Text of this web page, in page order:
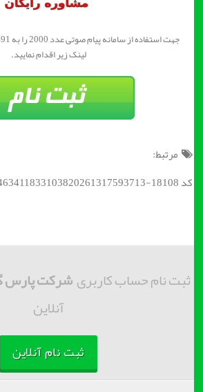
لینک زیر اقدام نمایید.
مرتبط:
کد BSC : 463411833103820261317593713-18108;
ثبت نام حساب کاربریشرکت پارس
آنلاین
ثبت نام آنلاین